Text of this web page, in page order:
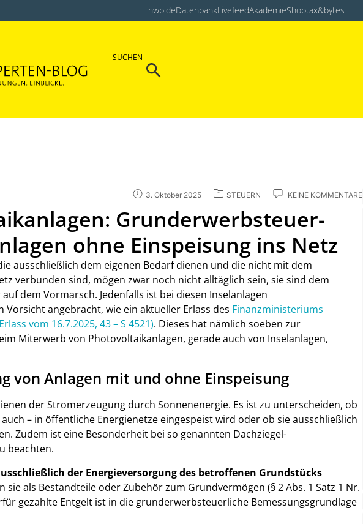
nwb.deDatenbankLivefeedAkademieShoptax&bytes
SUCHEN
Search
3. Oktober 2025 STEUERN KEINE KOMMENTARE
Grunderwerbsteuer-
ohne Einspeisung ins Netz
ausschließlich dem eigenen Bedarf dienen und die nicht mit dem
verbunden sind, mögen zwar noch nicht alltäglich sein, sie sind dem
dem Vormarsch. Jedenfalls ist bei diesen Inselanlagen
angebracht, wie ein aktueller Erlass des Finanzministeriums
vom 16.7.2025, 43 – S 4521). Dieses hat nämlich soeben zur
Miterwerb von Photovoltaikanlagen, gerade auch von Inselanlagen,
von Anlagen mit und ohne Einspeisung
der Stromerzeugung durch Sonnenenergie. Es ist zu unterscheiden, ob
– in öffentliche Energienetze eingespeist wird oder ob sie ausschließlich
Zudem ist eine Besonderheit bei so genannten Dachziegel-
beachten.
der Energieversorgung des betroffenen Grundstücks
sie als Bestandteile oder Zubehör zum Grundvermögen (§ 2 Abs. 1 Satz 1 Nr.
gezahlte Entgelt ist in die grunderwerbsteuerliche Bemessungsgrundlage